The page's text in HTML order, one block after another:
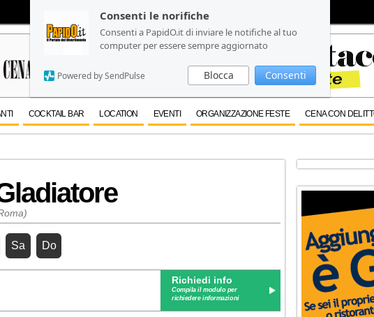
Consenti le norifiche
Consenti a PapidO.it di inviare le notifiche al tuo
computer per essere sempre aggiornato
Blocca Consenti
Powered by SendPulse
Consenti le norifiche
Consenti a PapidO.it di inviare le notifiche al tuo
computer per essere sempre aggiornato
Blocca Consenti
Powered by SendPulse
COCKTAIL BAR LOCATION EVENTI ORGANIZZAZIONE FESTE CENA CON
Sa Do
Richiedi info
Compila il modulo per
richiedere informazioni